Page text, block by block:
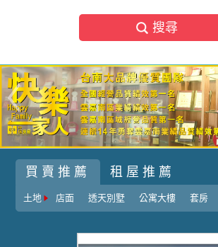
搜尋
買賣推薦 租屋推薦
土地 店面 透天別墅 公寓大樓 套房